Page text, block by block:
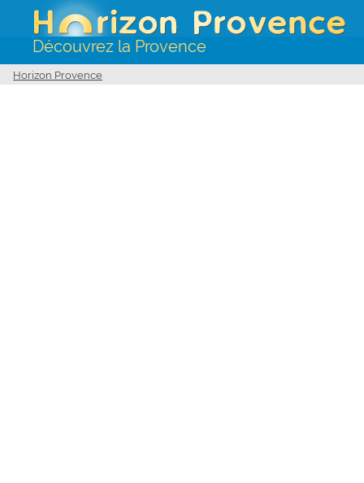
Découvrez la Provence
Horizon Provence